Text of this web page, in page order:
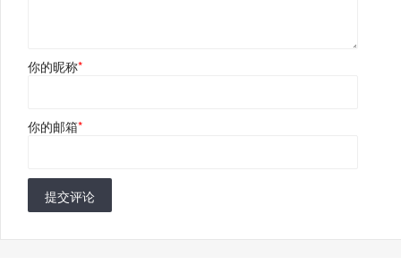
你的昵称*
你的邮箱*
提交评论